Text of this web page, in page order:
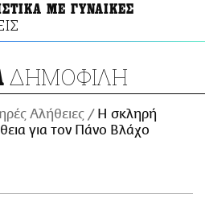
ΜΕ ΓΥΝΑΙΚΕΣ
ΔΗΜΟΦΙΛΗ
Αλήθειες
H σκληρή
για τον Πάνο Βλάχο